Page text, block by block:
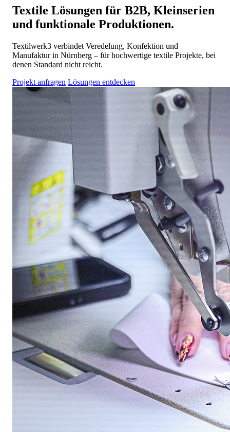
Textile Lösungen für B2B, Kleinserien
und funktionale Produktionen.
Textilwerk3 verbindet Veredelung, Konfektion und
Manufaktur in Nürnberg – für hochwertige textile Projekte, bei
denen Standard nicht reicht.
Projekt anfragen Lösungen entdecken